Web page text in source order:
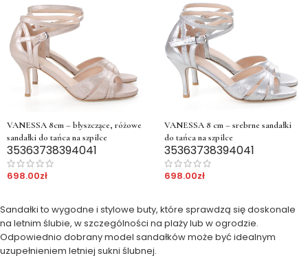
VANESSA 8cm – błyszczące, różowe
sandałki do tańca na szpilce
35363738394041
698.00zł
VANESSA 8 cm – srebrne sandałki
do tańca na szpilce
35363738394041
698.00zł
Sandałki to wygodne i stylowe buty, które sprawdzą się doskonale
na letnim ślubie, w szczególności na plaży lub w ogrodzie.
Odpowiednio dobrany model sandałków może być idealnym
uzupełnieniem letniej sukni ślubnej.